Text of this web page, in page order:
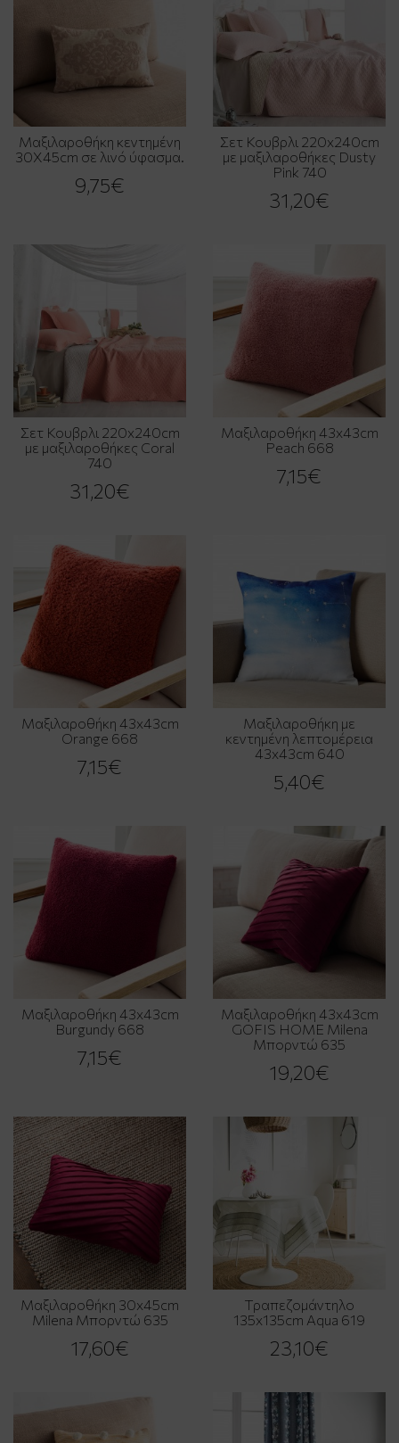
Μαξιλαροθήκη κεντημένη
30X45cm σε λινό ύφασμα.
9,75€
Σετ Κουβρλι 220x240cm
με μαξιλαροθήκες Dusty
Pink 740
31,20€
Σετ Κουβρλι 220x240cm
με μαξιλαροθήκες Coral
740
31,20€
Μαξιλαροθήκη 43x43cm
Peach 668
7,15€
Μαξιλαροθήκη 43x43cm
Orange 668
7,15€
Μαξιλαροθήκη με
κεντημένη λεπτομέρεια
43x43cm 640
5,40€
Μαξιλαροθήκη 43x43cm
Burgundy 668
7,15€
Μαξιλαροθήκη 43x43cm
GOFIS HOME Milena
Μπορντώ 635
19,20€
Μαξιλαροθήκη 30x45cm
Milena Μπορντώ 635
17,60€
Τραπεζομάντηλο
135x135cm Aqua 619
23,10€